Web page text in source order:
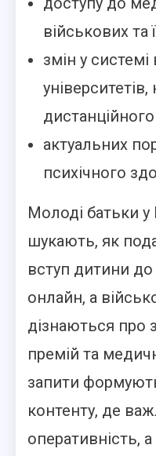
військових та
змін у системі
актуальних
психічного
Молоді батьки у
шукають, як
вступ дитини
онлайн, а
дізнаються про
премій та
запити
контенту, де
оперативність,